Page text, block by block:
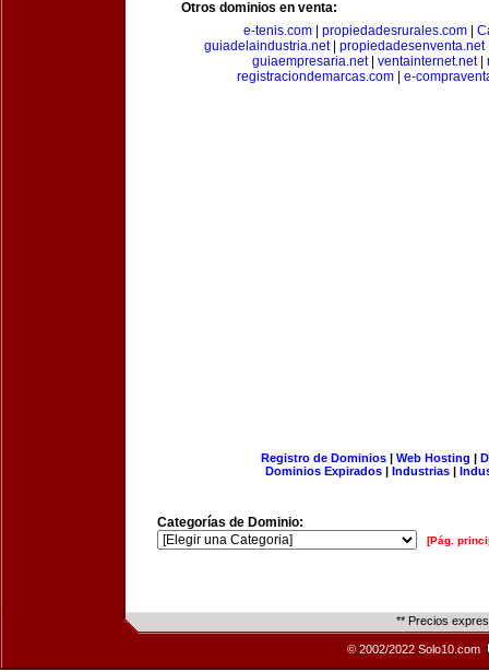
Otros dominios en venta:
e-tenis.com
propiedadesrurales.com
guiadelaindustria.net propiedadesenventa.net
guiaempresaria.net| ventainternet.net|
registraciondemarcas.com
e-
Registro de Dominios| Web Hosting |
Dominios Expirados | Industrias |
Categorías de Dominio:
[Pág.
** Precios
© 2002/2022 Solo10.com